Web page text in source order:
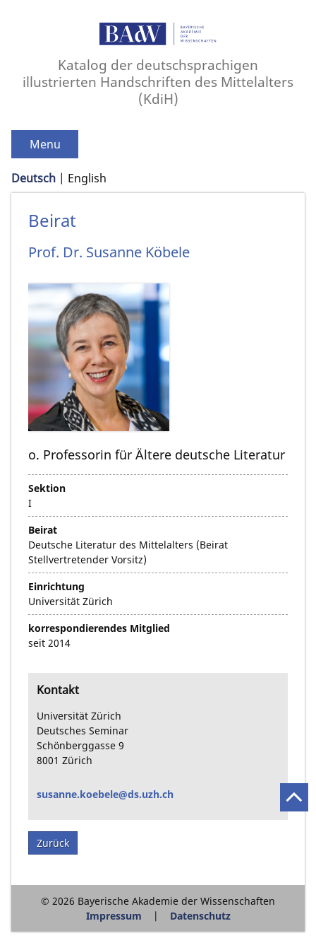
Katalog der deutschsprachigen
illustrierten Handschriften des Mittelalters
(KdiH)
Menu
Deutsch English
Beirat
Prof. Dr. Susanne Köbele
o. Professorin für Ältere deutsche Literatur
Sektion
I
Beirat
Deutsche Literatur des Mittelalters (Beirat
Stellvertretender Vorsitz)
Einrichtung
Universität Zürich
korrespondierendes Mitglied
seit 2014
Kontakt
Universität Zürich
Deutsches Seminar
Schönberggasse 9
8001 Zürich
susanne.koebele@ds.uzh.ch
Zurück
© 2026 Bayerische Akademie der Wissenschaften
Impressum
Datenschutz